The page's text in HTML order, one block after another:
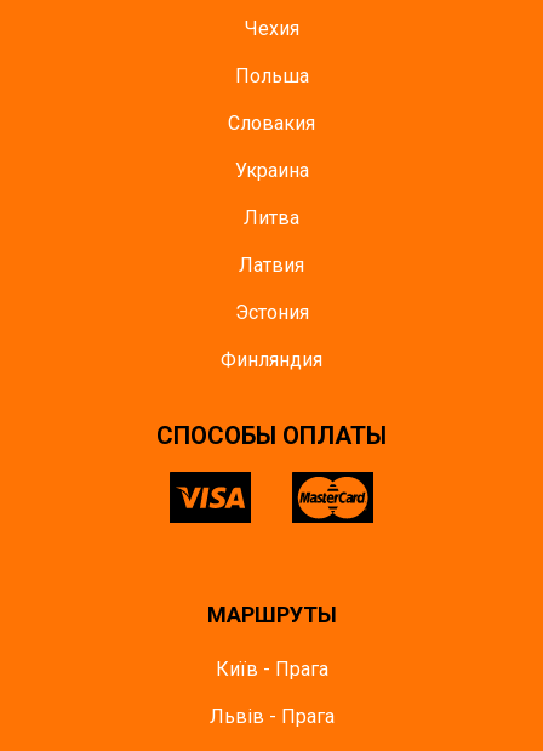
Чехия
Польша
Словакия
Украина
Литва
Латвия
Эстония
Финляндия
CПОСОБЫ ОПЛАТЫ
МАРШРУТЫ
Київ - Прага
Львів - Прага